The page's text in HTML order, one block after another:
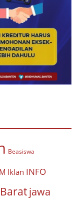
Beasiswa
Iklan INFO
jawa